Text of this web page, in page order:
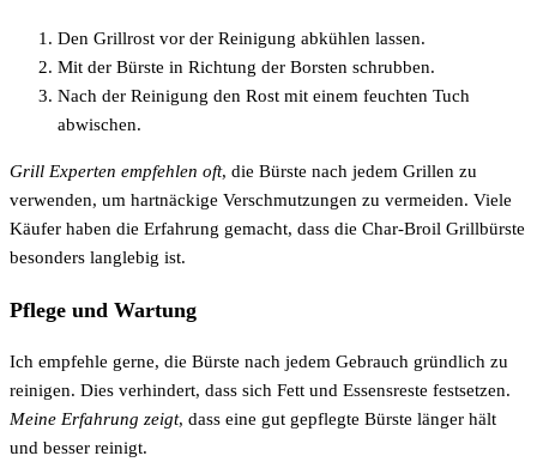
Den Grillrost vor der Reinigung abkühlen lassen.
Mit der Bürste in Richtung der Borsten schrubben.
Nach der Reinigung den Rost mit einem feuchten Tuch
abwischen.
Grill Experten empfehlen oft, die Bürste nach jedem Grillen zu
verwenden, um hartnäckige Verschmutzungen zu vermeiden. Viele
Käufer haben die Erfahrung gemacht, dass die Char-Broil Grillbürste
besonders langlebig ist.
Pflege und Wartung
Ich empfehle gerne, die Bürste nach jedem Gebrauch gründlich zu
reinigen. Dies verhindert, dass sich Fett und Essensreste festsetzen.
Meine Erfahrung zeigt, dass eine gut gepflegte Bürste länger hält
und besser reinigt.